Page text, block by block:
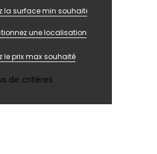
une localisation
de critères